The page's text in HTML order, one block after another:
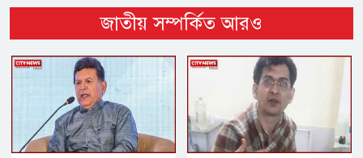
জাতীয় সম্পর্কিত আরও